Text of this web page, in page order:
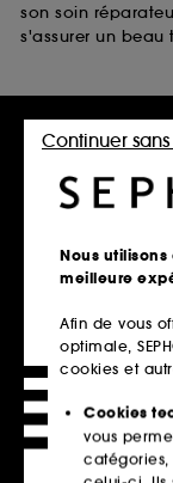
son soin
s'assurer un beau
Retrait
Click &
En
à
Explorer
et
En
Nous
meilleure
Afin de vous
optimale,
cookies et
Cookies
vous
catégories,
Continuer